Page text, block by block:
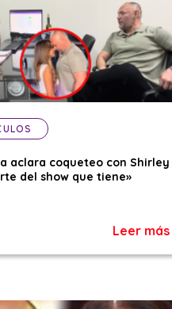
aclara coqueteo con Shirley
del show que tiene»
Leer más